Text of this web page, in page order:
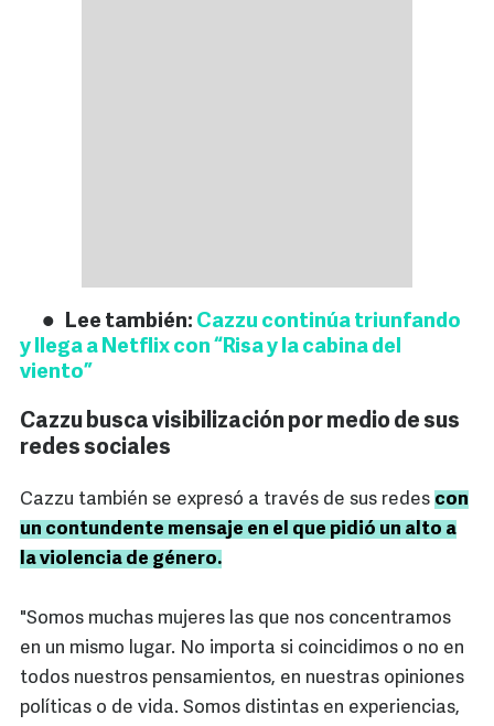
Lee también: Cazzu continúa triunfando
y llega a Netflix con “Risa y la cabina del
viento”
Cazzu busca visibilización por medio de sus
redes sociales
Cazzu también se expresó a través de sus redes con
un contundente mensaje en el que pidió un alto a
la violencia de género.
"Somos muchas mujeres las que nos concentramos
en un mismo lugar. No importa si coincidimos o no en
todos nuestros pensamientos, en nuestras opiniones
políticas o de vida. Somos distintas en experiencias,